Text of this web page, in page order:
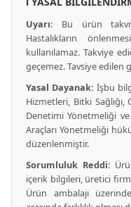
Uyarı: Bu ürün
Hastalıkların
kullanılamaz. Takviye
geçemez. Tavsiye edilen
Yasal Dayanak: İşbu
Hizmetleri, Bitki Sağlığı,
Denetimi Yönetmeliği
Araçları Yönetmeliği
düzenlenmiştir.
Sorumluluk Reddi:
içerik bilgileri, üretici
Ürün ambalajı